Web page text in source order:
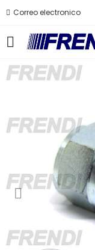
Correo electronico